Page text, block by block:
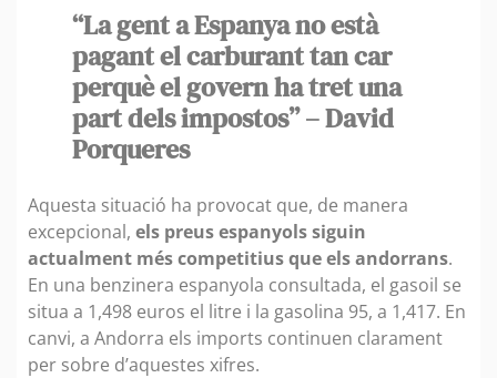
“La gent a Espanya no està
pagant el carburant tan car
perquè el govern ha tret una
part dels impostos” – David
Porqueres
Aquesta situació ha provocat que, de manera
excepcional, els preus espanyols siguin
actualment més competitius que els andorrans.
En una benzinera espanyola consultada, el gasoil se
situa a 1,498 euros el litre i la gasolina 95, a 1,417. En
canvi, a Andorra els imports continuen clarament
per sobre d’aquestes xifres.